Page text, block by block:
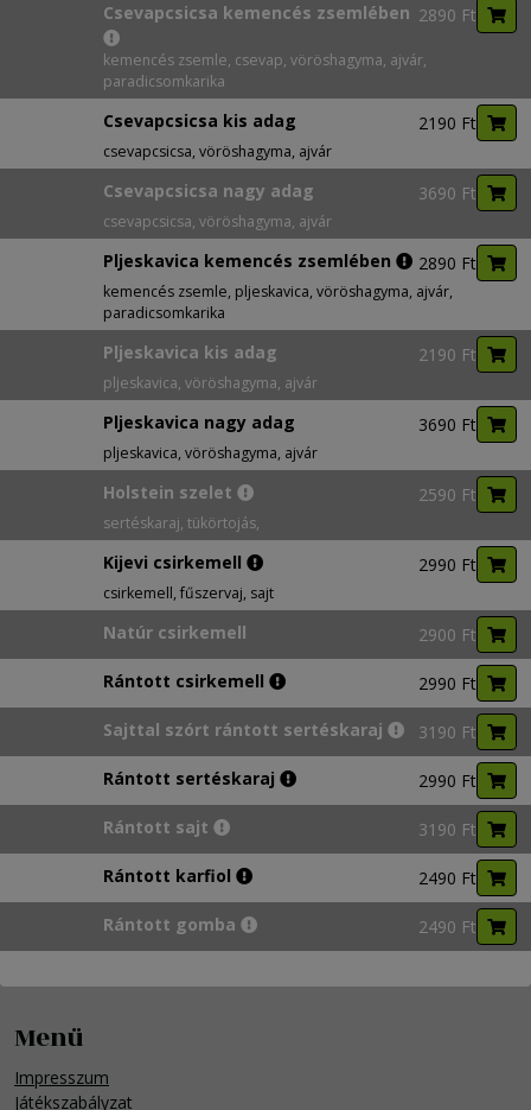
Csevapcsicsa kemencés zsemlében 2890 Ft
kemencés zsemle, csevap, vöröshagyma, ajvár,
paradicsomkarika
Csevapcsicsa kis adag 2190 Ft
csevapcsicsa, vöröshagyma, ajvár
Csevapcsicsa nagy adag 3690 Ft
csevapcsicsa, vöröshagyma, ajvár
Pljeskavica kemencés zsemlében 2890 Ft
kemencés zsemle, pljeskavica, vöröshagyma, ajvár,
paradicsomkarika
Pljeskavica kis adag 2190 Ft
pljeskavica, vöröshagyma, ajvár
Pljeskavica nagy adag 3690 Ft
pljeskavica, vöröshagyma, ajvár
Holstein szelet 2590 Ft
sertéskaraj, tükörtojás,
Kijevi csirkemell 2990 Ft
csirkemell, fűszervaj, sajt
Natúr csirkemell 2900 Ft
Rántott csirkemell 2990 Ft
Sajttal szórt rántott sertéskaraj 3190 Ft
Rántott sertéskaraj 2990 Ft
Rántott sajt 3190 Ft
Rántott karfiol 2490 Ft
Rántott gomba 2490 Ft
Menü
Impresszum
Játékszabályzat